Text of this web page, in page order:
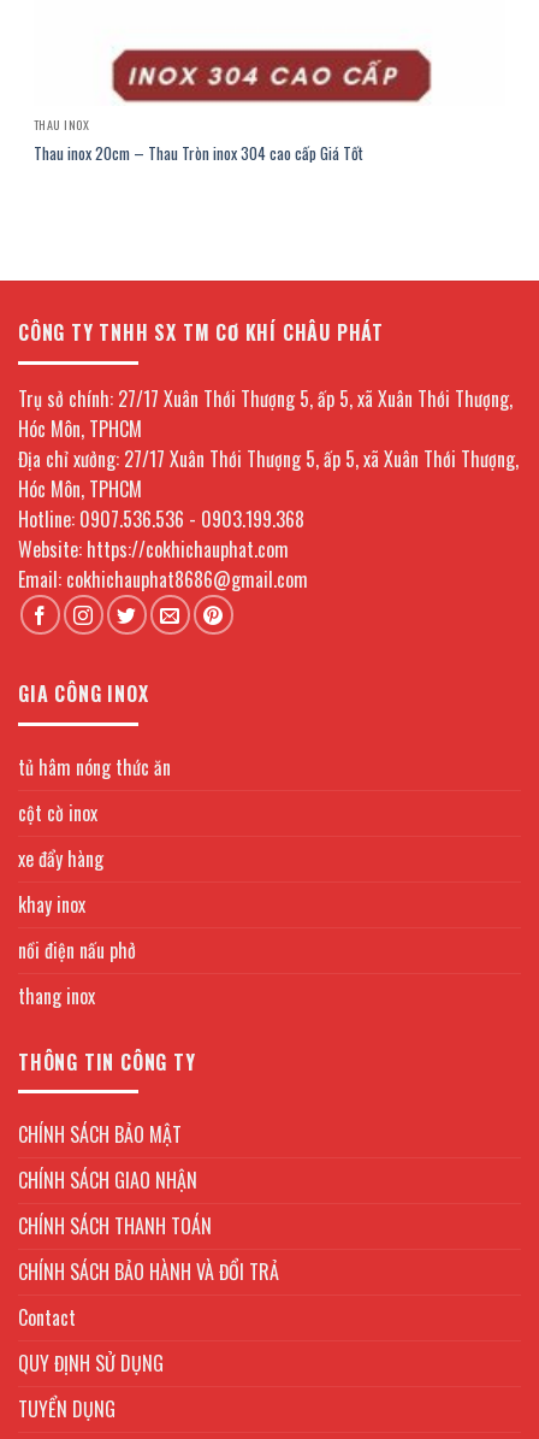
THAU INOX
Thau inox 20cm – Thau Tròn inox 304 cao cấp Giá Tốt
CÔNG TY TNHH SX TM CƠ KHÍ CHÂU PHÁT
Trụ sở chính: 27/17 Xuân Thới Thượng 5, ấp 5, xã Xuân Thới Thượng,
Hóc Môn, TPHCM
Địa chỉ xưởng: 27/17 Xuân Thới Thượng 5, ấp 5, xã Xuân Thới Thượng,
Hóc Môn, TPHCM
Hotline: 0907.536.536 - 0903.199.368
Website: https://cokhichauphat.com
Email: cokhichauphat8686@gmail.com
GIA CÔNG INOX
tủ hâm nóng thức ăn
cột cờ inox
xe đẩy hàng
khay inox
nồi điện nấu phở
thang inox
THÔNG TIN CÔNG TY
CHÍNH SÁCH BẢO MẬT
CHÍNH SÁCH GIAO NHẬN
CHÍNH SÁCH THANH TOÁN
CHÍNH SÁCH BẢO HÀNH VÀ ĐỔI TRẢ
Contact
QUY ĐỊNH SỬ DỤNG
TUYỂN DỤNG